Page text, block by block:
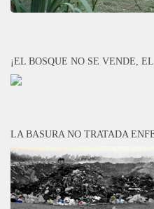
¡EL BOSQUE NO SE VENDE,
LA BASURA NO TRATADA